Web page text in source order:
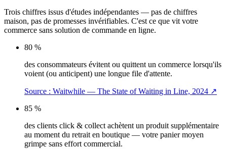
Trois chiffres issus d'études indépendantes — pas de chiffres
maison, pas de promesses invérifiables. C'est ce que vit votre
commerce sans solution de commande en ligne.
80 %
des consommateurs évitent ou quittent un commerce lorsqu'ils
voient (ou anticipent) une longue file d'attente.
Source : Waitwhile — The State of Waiting in Line, 2024 ↗
85 %
des clients click & collect achètent un produit supplémentaire
au moment du retrait en boutique — votre panier moyen
grimpe sans effort commercial.